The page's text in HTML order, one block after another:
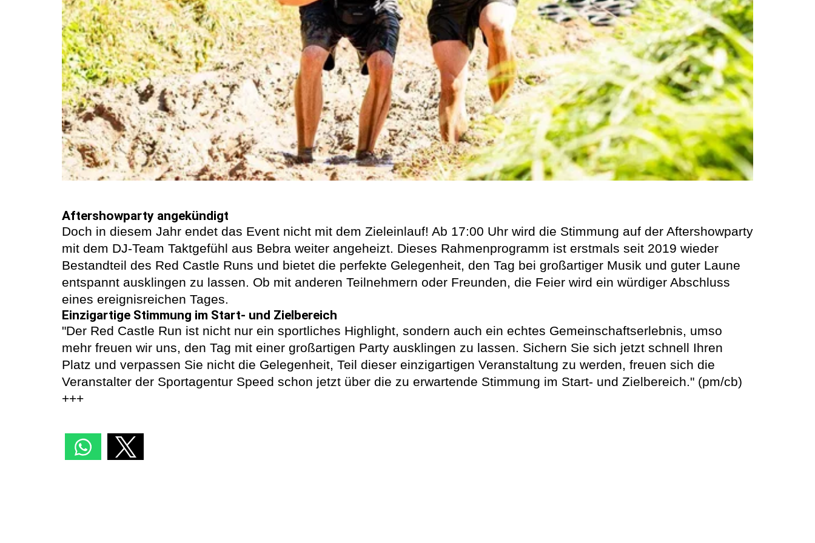
Aftershowparty angekündigt
Doch in diesem Jahr endet das Event nicht mit dem Zieleinlauf! Ab 17:00 Uhr wird die Stimmung auf der Aftershowparty
mit dem DJ-Team Taktgefühl aus Bebra weiter angeheizt. Dieses Rahmenprogramm ist erstmals seit 2019 wieder
Bestandteil des Red Castle Runs und bietet die perfekte Gelegenheit, den Tag bei großartiger Musik und guter Laune
entspannt ausklingen zu lassen. Ob mit anderen Teilnehmern oder Freunden, die Feier wird ein würdiger Abschluss
eines ereignisreichen Tages.
Einzigartige Stimmung im Start- und Zielbereich
"Der Red Castle Run ist nicht nur ein sportliches Highlight, sondern auch ein echtes Gemeinschaftserlebnis, umso
mehr freuen wir uns, den Tag mit einer großartigen Party ausklingen zu lassen. Sichern Sie sich jetzt schnell Ihren
Platz und verpassen Sie nicht die Gelegenheit, Teil dieser einzigartigen Veranstaltung zu werden, freuen sich die
Veranstalter der Sportagentur Speed schon jetzt über die zu erwartende Stimmung im Start- und Zielbereich." (pm/cb)
+++